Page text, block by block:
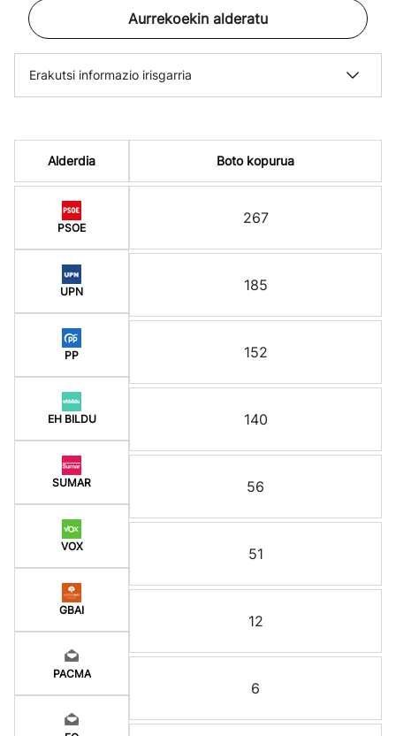
Aurrekoekin alderatu
Erakutsi informazio irisgarria
Alderdia
PSOE
UPN
PP
EH BILDU
SUMAR
VOX
GBAI
PACMA
Boto kopurua
267
185
152
140
56
51
12
6